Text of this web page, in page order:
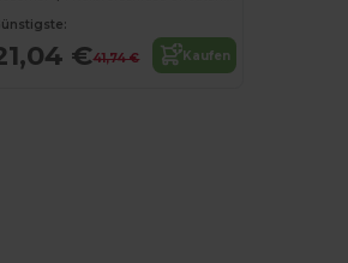
€41,74 € Kaufen